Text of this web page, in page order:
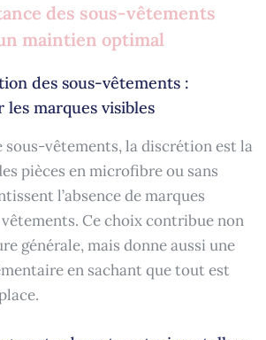
des sous-vêtements
maintien optimal
des sous-vêtements :
marques visibles
sous-vêtements, la discrétion est la
pièces en microfibre ou sans
l’absence de marques
Ce choix contribue non
générale, mais donne aussi une
en sachant que tout est